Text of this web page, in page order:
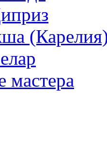
мастера